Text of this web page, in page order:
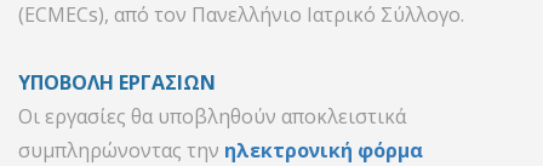
(ECMECs), από τον Πανελλήνιο Ιατρικό Σύλλογο.
ΥΠΟΒΟΛΗ ΕΡΓΑΣΙΩΝ
Οι εργασίες θα υποβληθούν αποκλειστικά
συμπληρώνοντας την ηλεκτρονική φόρμα